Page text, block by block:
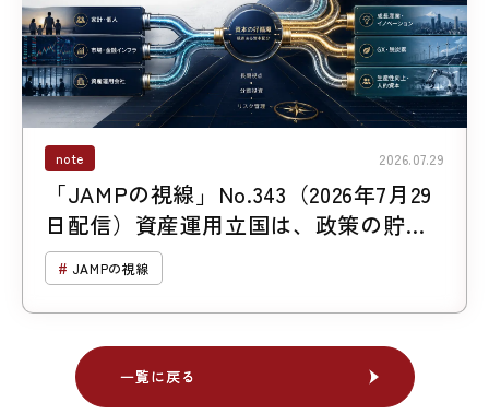
note 2026.07.29
「JAMPの視線」No.343（2026年7月29
日配信）資産運用立国は、政策の貯金
箱ではない
JAMPの視線
一覧に戻る
一覧に戻る